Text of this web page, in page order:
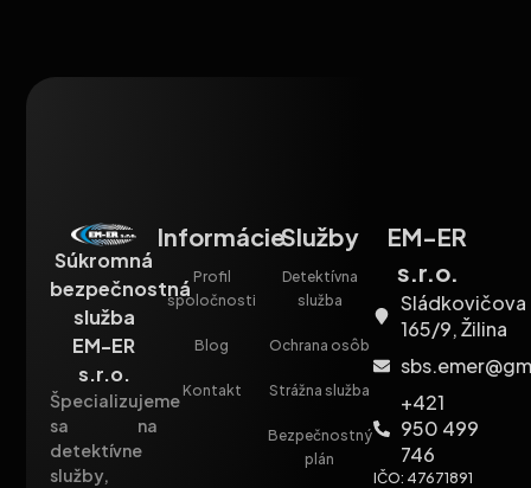
Súkromná
bezpečnostná
služba
EM-ER
s.r.o.
Špecializujeme
sa na
detektívne
služby,
Informácie
Profil
spoločnosti
Blog
Kontakt
Služby
Detektívna
služba
Ochrana osôb
Strážna služba
Bezpečnostný
plán
EM-ER
s.r.o.
Sládkovičova
165/9, Žilina
+421
950 499
746
IČO: 47671891